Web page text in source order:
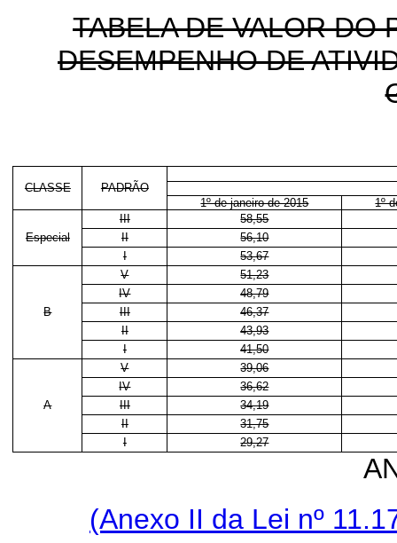
TABELA DE VALOR DO
DESEMPENHO DE
PADRÃO
CLASSE
1º de janeiro de 2015
1º
III
58,55
Especial
II
56,10
I
53,67
V
51,23
IV
48,79
B
III
46,37
II
43,93
I
41,50
V
39,06
IV
36,62
A
III
34,19
II
31,75
I
29,27
(Anexo II da Lei nº